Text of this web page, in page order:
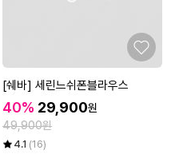
[쉐바] 세린느쉬폰블라우스
40% 29,900원
49,900원
4.1 (16)